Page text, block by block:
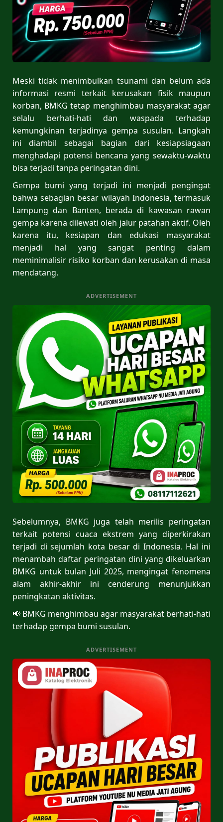
Meski tidak menimbulkan tsunami dan belum ada
informasi resmi terkait kerusakan fisik maupun
korban, BMKG tetap menghimbau masyarakat agar
selalu berhati-hati dan waspada terhadap
kemungkinan terjadinya gempa susulan. Langkah
ini diambil sebagai bagian dari kesiapsiagaan
menghadapi potensi bencana yang sewaktu-waktu
bisa terjadi tanpa peringatan dini.
Gempa bumi yang terjadi ini menjadi pengingat
bahwa sebagian besar wilayah Indonesia, termasuk
Lampung dan Banten, berada di kawasan rawan
gempa karena dilewati oleh jalur patahan aktif. Oleh
karena itu, kesiapan dan edukasi masyarakat
menjadi hal yang sangat penting dalam
meminimalisir risiko korban dan kerusakan di masa
mendatang.
ADVERTISEMENT
Sebelumnya, BMKG juga telah merilis peringatan
terkait potensi cuaca ekstrem yang diperkirakan
terjadi di sejumlah kota besar di Indonesia. Hal ini
menambah daftar peringatan dini yang dikeluarkan
BMKG untuk bulan Juli 2025, mengingat fenomena
alam akhir-akhir ini cenderung menunjukkan
peningkatan aktivitas.
📢 BMKG menghimbau agar masyarakat berhati-hati
terhadap gempa bumi susulan.
ADVERTISEMENT